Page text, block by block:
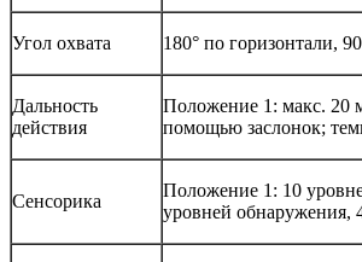
Угол охвата 180° по горизонтали,
Дальность
действия
Положение 1: макс. 20
помощью заслонок;
Сенсорика
Положение 1: 10
уровней обнаружения,